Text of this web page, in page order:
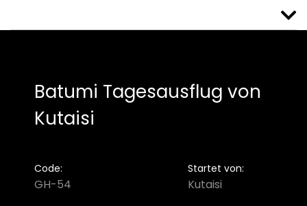
Batumi Tagesausflug von
Kutaisi
Code:
GH-54
Startet von:
Kutaisi